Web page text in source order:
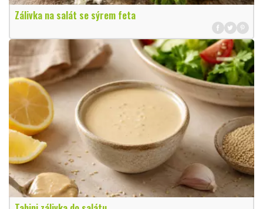
Zálivka na salát se sýrem feta